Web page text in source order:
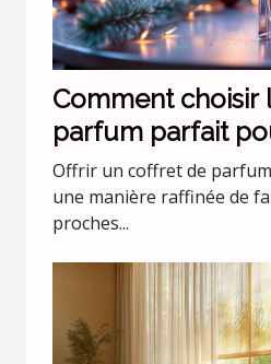
Comment choisir
parfum parfait
Offrir un coffret de
une manière raffinée de
proches...